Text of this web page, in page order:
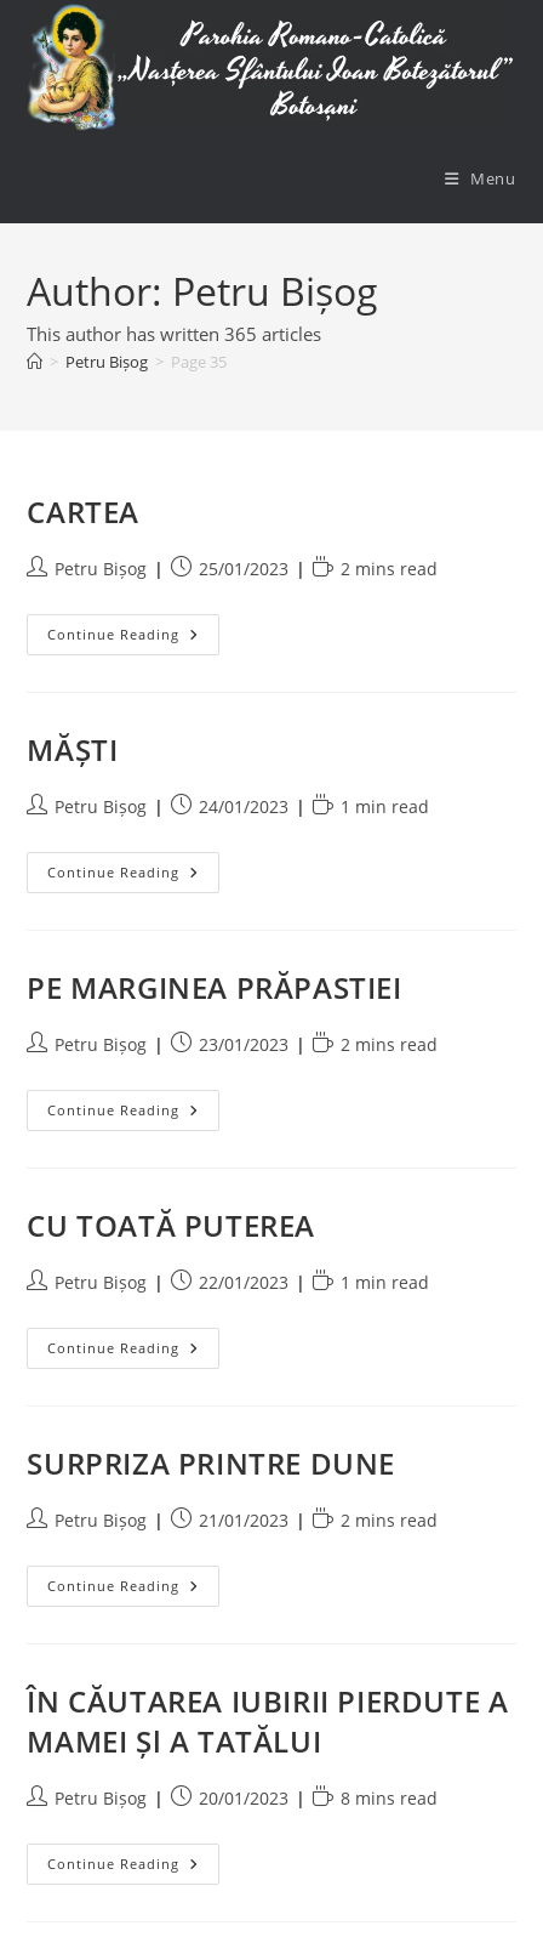
content
Menu
Author: Petru Bișog
This author has written 365 articles
> Petru Bișog > Page 35
CARTEA
PostPetru Bișog
Post25/01/2023
Reading
2 mins read
Continue Reading CARTEA
MĂȘTI
PostPetru Bișog
Post24/01/2023
Reading
1 min read
Continue Reading MĂȘTI
PE MARGINEA PRĂPASTIEI
PostPetru Bișog
Post23/01/2023
Reading
2 mins read
Continue Reading PE
MARGINEA
CU TOATĂ PUTEREA
PostPetru Bișog
Post22/01/2023
Reading
1 min read
Continue Reading CU
TOATĂ
SURPRIZA PRINTRE DUNE
PostPetru Bișog
Post21/01/2023
Reading
2 mins read
Continue Reading SURPRIZA
PRINTRE
ÎN CĂUTAREA IUBIRII PIERDUTE A
MAMEI Șl A TATĂLUI
PostPetru Bișog
Post20/01/2023
Reading
8 mins read
Continue Reading ÎN
CĂUTAREA